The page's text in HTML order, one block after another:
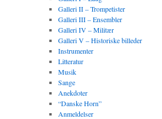
Galleri II – Trompetister
Galleri III – Ensembler
Galleri IV – Militær
Galleri V – Historiske billeder
Instrumenter
Litteratur
Musik
Sange
Anekdoter
“Danske Horn”
Anmeldelser